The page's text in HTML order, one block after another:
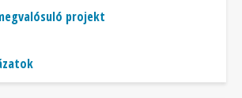
projekt